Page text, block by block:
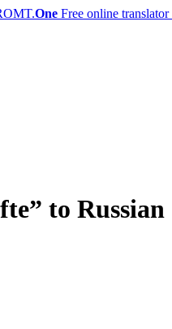
One Free online
to Russian